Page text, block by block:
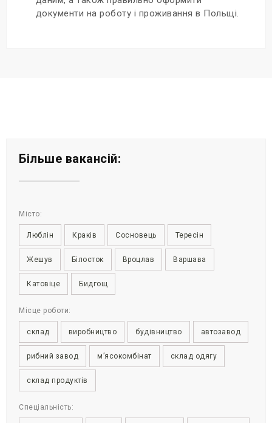
документи на роботу і проживання в Польщі.
Більше вакансій:
Місто:
Люблін Краків Сосновець Тересін
Жешув Білосток Вроцлав Варшава
Катовіце Бидгощ
Місце роботи:
склад виробництво будівництво автозавод
рибний завод м’ясокомбінат склад одягу
склад продуктів
Спеціальність: